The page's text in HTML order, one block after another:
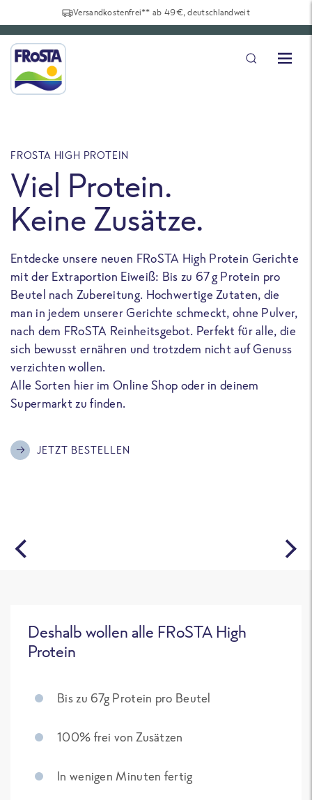
Versandkostenfrei** ab 49€, deutschlandweit
FROSTA HIGH PROTEIN
Viel Protein.
Keine Zusätze.
Entdecke unsere neuen FRoSTA High Protein Gerichte
mit der Extraportion Eiweiß: Bis zu 67 g Protein pro
Beutel nach Zubereitung. Hochwertige Zutaten, die
man in jedem unserer Gerichte schmeckt, ohne Pulver,
nach dem FRoSTA Reinheitsgebot. Perfekt für alle, die
sich bewusst ernähren und trotzdem nicht auf Genuss
verzichten wollen.
Alle Sorten hier im Online Shop oder in deinem
Supermarkt zu finden.
JETZT BESTELLEN
Deshalb wollen alle FRoSTA High
Protein
Bis zu 67g Protein pro Beutel
100% frei von Zusätzen
In wenigen Minuten fertig